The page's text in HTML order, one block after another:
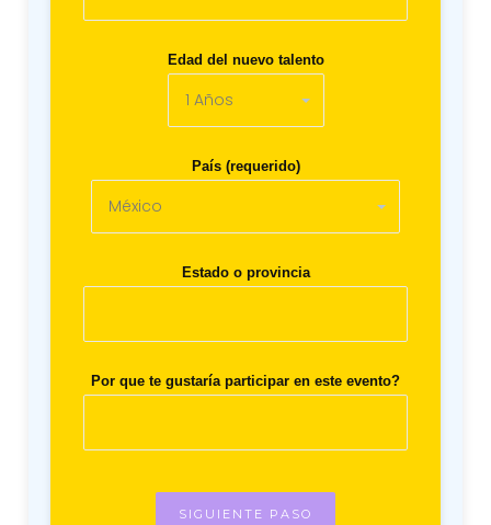
Edad del nuevo talento
País (requerido)
Estado o provincia
Por que te gustaría participar en este evento?